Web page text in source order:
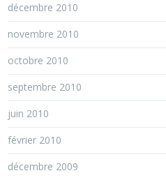
décembre 2010
novembre 2010
octobre 2010
septembre 2010
juin 2010
février 2010
décembre 2009